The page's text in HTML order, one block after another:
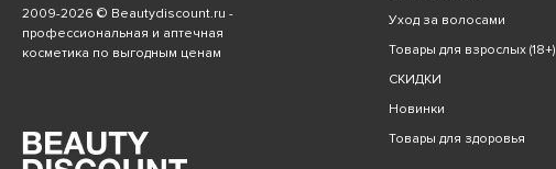
2009-2026 © Beautydiscount.ru -
профессиональная и аптечная
косметика по выгодным ценам
Уход за волосами
Товары для взрослых (18+)
СКИДКИ
Новинки
Товары для здоровья